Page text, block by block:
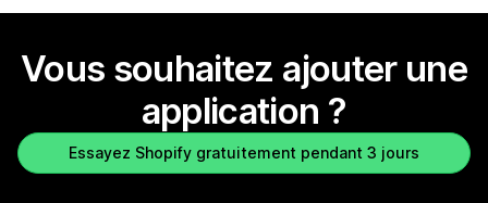
Vous souhaitez ajouter une
application ?
Essayez Shopify gratuitement pendant 3 jours